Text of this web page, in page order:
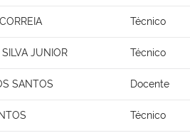
Técnico
JUNIOR Técnico
SANTOS Docente
Técnico